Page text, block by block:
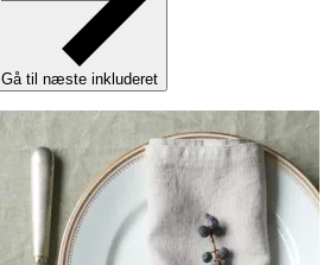
Gå til næste inkluderet